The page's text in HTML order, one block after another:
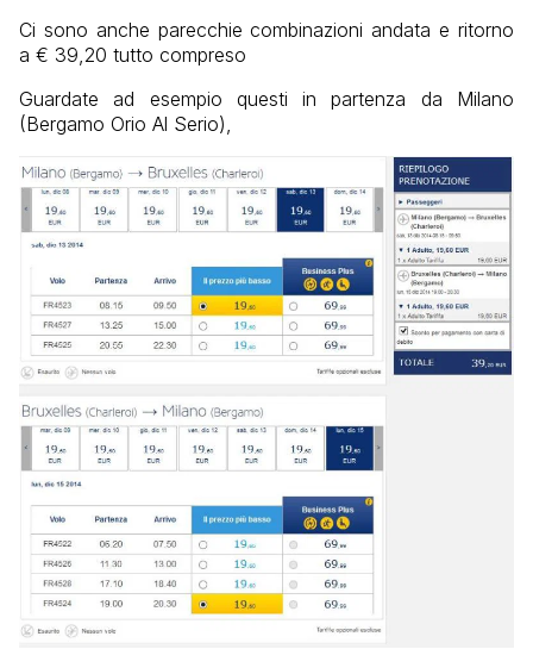
Ci sono anche parecchie combinazioni andata e ritorno
a € 39,20 tutto compreso
Guardate ad esempio questi in partenza da Milano
(Bergamo Orio Al Serio),